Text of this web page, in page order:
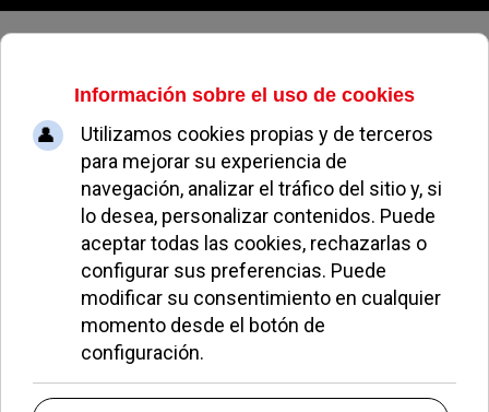
Sábado, 08 de agosto de 2026
Archivo Mensual
volver a archivo mensual
2007
Welcome to our Archives page. On this page you will find totaly
our articles broken down into Months and Years.